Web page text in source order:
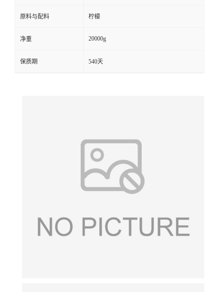
原料与配料 柠檬
净重 20000g
保质期 540天